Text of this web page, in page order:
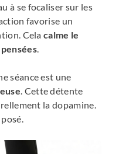
à se focaliser sur les
favorise un
Celacalme le
.
séance est une
. Cette détente
la dopamine.